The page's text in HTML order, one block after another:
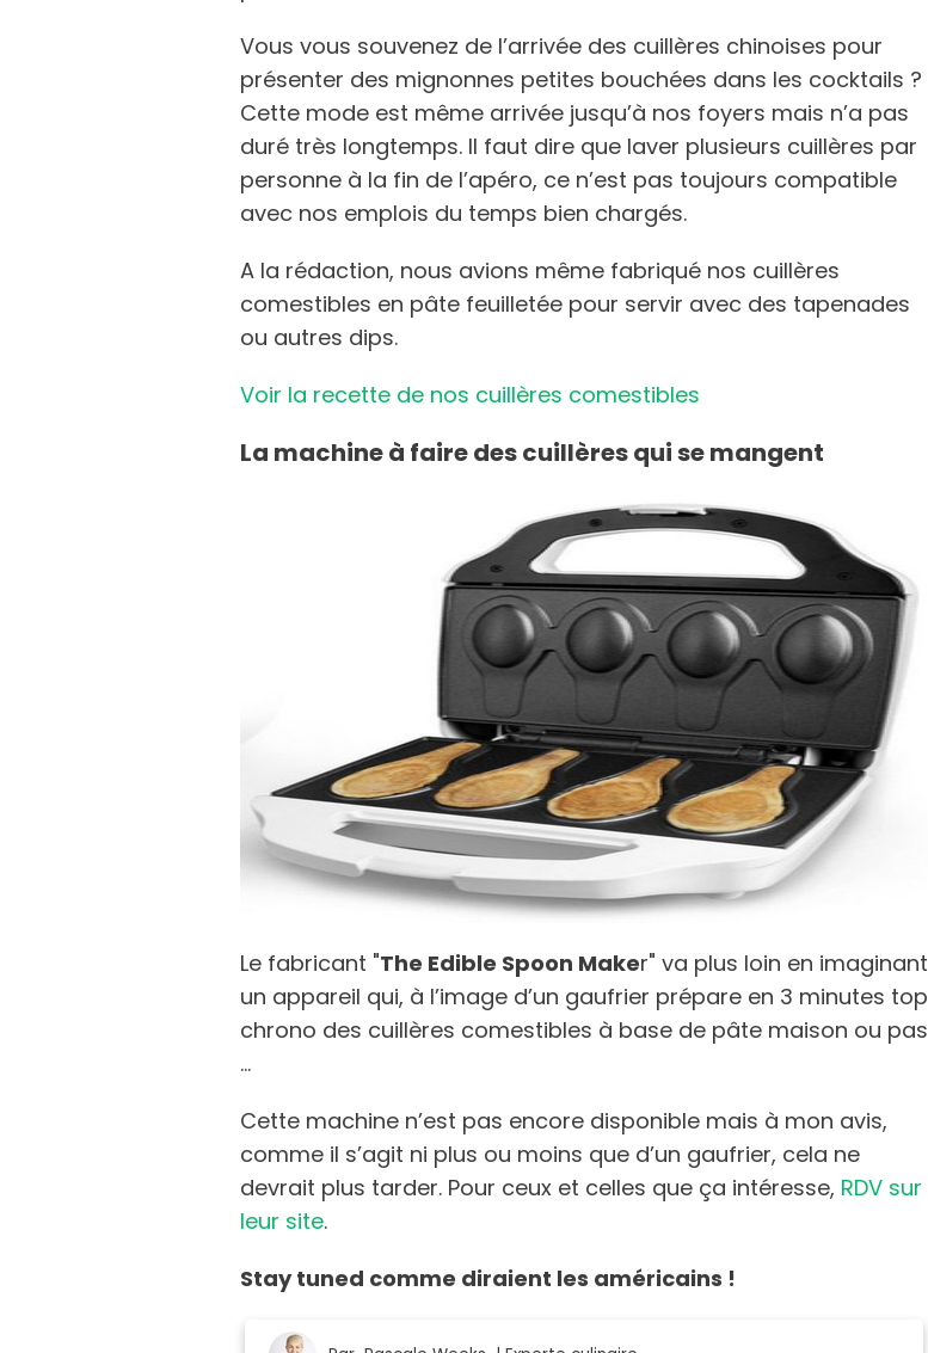
Vous vous souvenez de l’arrivée des cuillères chinoises pour
présenter des mignonnes petites bouchées dans les cocktails ?
Cette mode est même arrivée jusqu’à nos foyers mais n’a pas
duré très longtemps. Il faut dire que laver plusieurs cuillères par
personne à la fin de l’apéro, ce n’est pas toujours compatible
avec nos emplois du temps bien chargés.
A la rédaction, nous avions même fabriqué nos cuillères
comestibles en pâte feuilletée pour servir avec des tapenades
ou autres dips.
Voir la recette de nos cuillères comestibles
La machine à faire des cuillères qui se mangent
Le fabricant "The Edible Spoon Maker" va plus loin en imaginant
un appareil qui, à l’image d’un gaufrier prépare en 3 minutes top
chrono des cuillères comestibles à base de pâte maison ou pas
…
Cette machine n’est pas encore disponible mais à mon avis,
comme il s’agit ni plus ou moins que d’un gaufrier, cela ne
devrait plus tarder. Pour ceux et celles que ça intéresse, RDV sur
leur site.
Stay tuned comme diraient les américains !